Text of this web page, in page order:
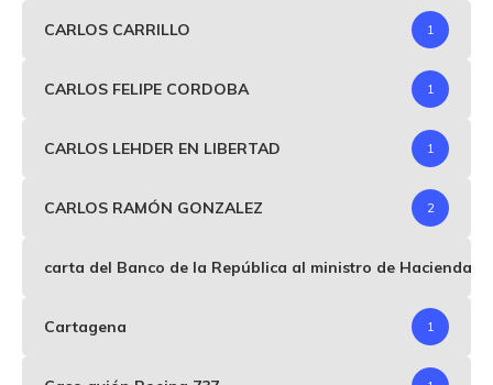
CARLOS CARRILLO 1
CARLOS FELIPE CORDOBA 1
CARLOS LEHDER EN LIBERTAD 1
CARLOS RAMÓN GONZALEZ 2
carta del Banco de la República al ministro de Hacienda
Cartagena 1